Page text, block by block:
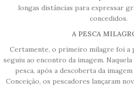
longas distâncias para expressar
concedidos.
A PESCA
Certamente, o primeiro milagre foi a
seguiu ao encontro da imagem.
pesca, após a descoberta da
Conceição, os pescadores lançaram